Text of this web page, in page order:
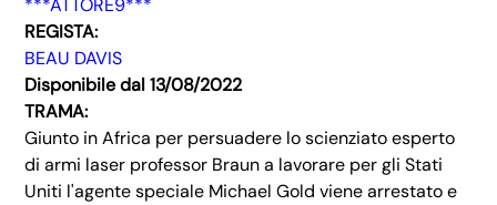
***ATTORE9***
REGISTA:
BEAU DAVIS
Disponibile dal 13/08/2022
TRAMA:
Giunto in Africa per persuadere lo scienziato esperto
di armi laser professor Braun a lavorare per gli Stati
Uniti l'agente speciale Michael Gold viene arrestato e